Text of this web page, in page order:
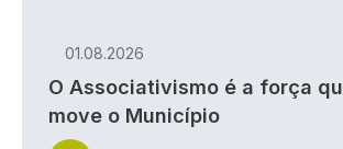
01.08.2026
O Associativismo é a força
move o Município